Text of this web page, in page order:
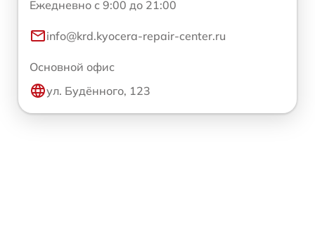
Ежедневно с 9:00 до 21:00
info@krd.kyocera-repair-center.ru
Основной офис
ул. Будённого, 123